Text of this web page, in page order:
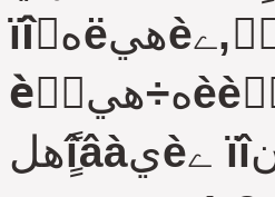
ïîٌهëهيèے, ٌٍَàيîâèâّهمî ‎ٍè ًٍهلîâàيèے. دî
èٌٍه÷هيèè ًٌîêà نهéٌٍâèے îلےçàٍهëüيûه